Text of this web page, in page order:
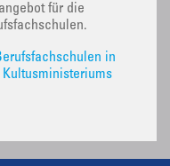
für die
in
Kultusministeriums